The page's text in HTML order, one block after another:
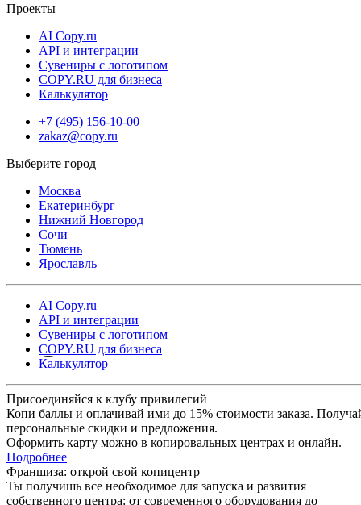
Проекты
AI Copy.ru
API и интеграции
Сувениры с логотипом
COPY.RU для бизнеса
Калькулятор
+7 (495) 156-10-00
zakaz@copy.ru
Москва
Екатеринбург
Нижний Новгород
Сочи
Тюмень
Ярославль
AI Copy.ru
API и интеграции
Сувениры с логотипом
COPY.RU для бизнеса
Калькулятор
Присоединяйся к клубу привилегий
Копи баллы и оплачивай ими до 15% стоимости заказа.
персональные скидки и предложения.
Оформить карту можно в копировальных центрах и онлайн.
Подробнее
Франшиза: открой свой копицентр
Ты получишь все необходимое для запуска и развития
собственного центра: от современного оборудования до